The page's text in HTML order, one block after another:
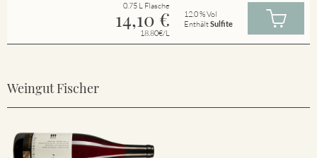
0.75 L Flasche
14,10 €
18.80€/L
12.0 % Vol
EnthältSulfite
Weingut Fischer